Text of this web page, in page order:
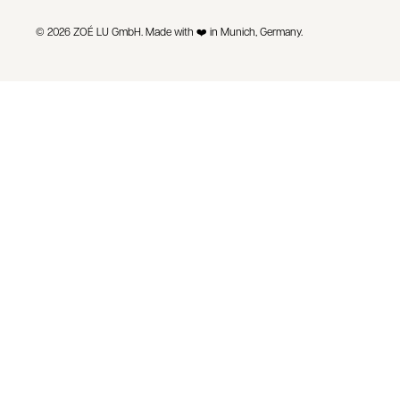
© 2026 ZOÉ LU GmbH. Made with ❤️ in Munich, Germany.